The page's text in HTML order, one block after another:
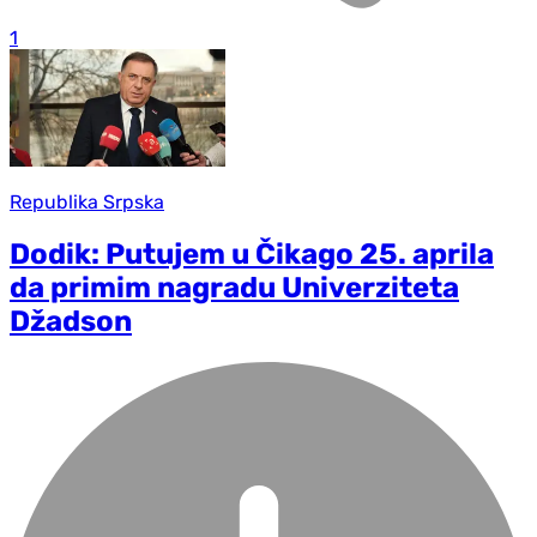
1
Republika Srpska
Dodik: Putujem u Čikago 25. aprila
da primim nagradu Univerziteta
Džadson